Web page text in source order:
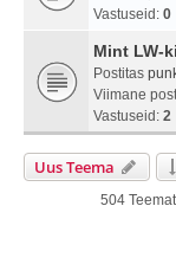
Vastuseid: 0
Mint LW-
Postitas
Viimane
Vastuseid: 2
Uus Teema
504 Teemat